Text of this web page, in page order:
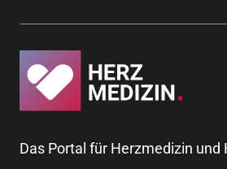
Das Portal für Herzmedizin und